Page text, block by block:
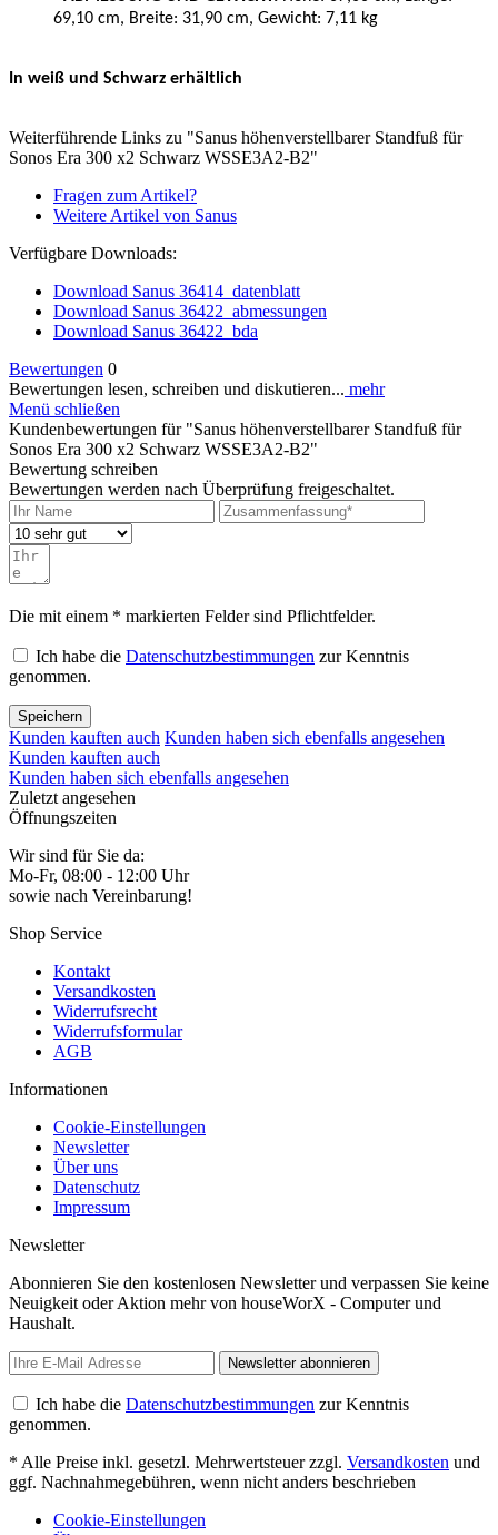
69,10 cm, Breite: 31,90 cm, Gewicht: 7,11 kg
In weiß und Schwarz erhältlich
Weiterführende Links zu "Sanus höhenverstellbarer Standfuß für
Sonos Era 300 x2 Schwarz WSSE3A2-B2"
Fragen zum Artikel?
Weitere Artikel von Sanus
Verfügbare Downloads:
Download Sanus 36414_datenblatt
Download Sanus 36422_abmessungen
Download Sanus 36422_bda
Bewertungen 0
Bewertungen lesen, schreiben und diskutieren... mehr
Menü schließen
Kundenbewertungen für "Sanus höhenverstellbarer Standfuß für
Sonos Era 300 x2 Schwarz WSSE3A2-B2"
Bewertung schreiben
Bewertungen werden nach Überprüfung freigeschaltet.
Die mit einem * markierten Felder sind Pflichtfelder.
Ich habe die Datenschutzbestimmungen zur Kenntnis
genommen.
Speichern
Kunden kauften auch Kunden haben sich ebenfalls angesehen
Kunden kauften auch
Kunden haben sich ebenfalls angesehen
Zuletzt angesehen
Öffnungszeiten
Wir sind für Sie da:
Mo-Fr, 08:00 - 12:00 Uhr
sowie nach Vereinbarung!
Shop Service
Kontakt
Versandkosten
Widerrufsrecht
Widerrufsformular
AGB
Informationen
Cookie-Einstellungen
Newsletter
Über uns
Datenschutz
Impressum
Newsletter
Abonnieren Sie den kostenlosen Newsletter und verpassen Sie keine
Neuigkeit oder Aktion mehr von houseWorX - Computer und
Haushalt.
Newsletter abonnieren
Ich habe die Datenschutzbestimmungen zur Kenntnis
genommen.
* Alle Preise inkl. gesetzl. Mehrwertsteuer zzgl. Versandkosten und
ggf. Nachnahmegebühren, wenn nicht anders beschrieben
Cookie-Einstellungen